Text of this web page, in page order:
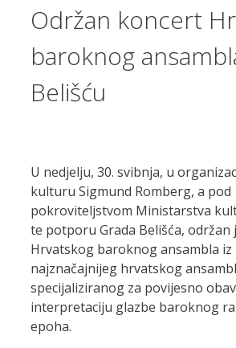
Održan koncert
baroknog
Belišću
U nedjelju, 30. svibnja, u
kulturu Sigmund Romberg, a pod
pokroviteljstvom Ministarstva
te potporu Grada Belišća, održan
Hrvatskog baroknog ansambla iz
najznačajnijeg hrvatskog
specijaliziranog za povijesno
interpretaciju glazbe baroknog
epoha.